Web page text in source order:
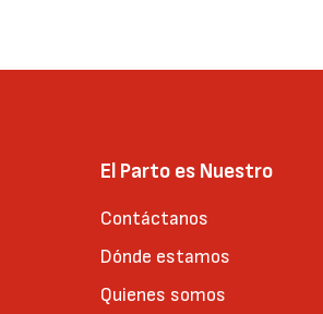
El Parto es Nuestro
Contáctanos
Dónde estamos
Quienes somos